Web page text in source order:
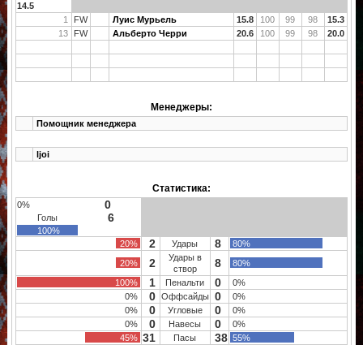
14.5
1
FW Луис Мурьель 15.8 100 99 98
15.3
13
FW Альберто Черри 20.6 100 99 98 20.0
Менеджеры:
Помощник менеджера
ljoi
Статистика:
0% 0
Голы 6
100%
20%
2 Удары 8
80%
20%
2
Удары в
створ
8
80%
100%
1 Пенальти 0
0%
0%
0 Оффсайды 0
0%
0%
0 Угловые 0
0%
0%
0 Навесы 0
0%
45% 31 Пасы 38 55%